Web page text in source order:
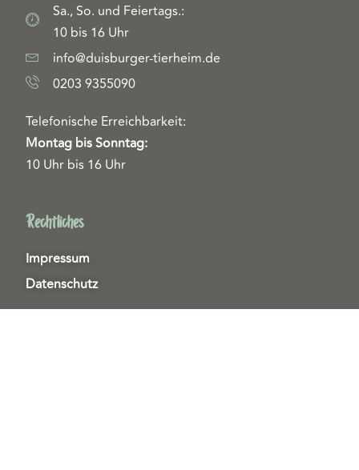
Sa., So. und Feiertags.:
10 bis 16 Uhr
info@duisburger-tierheim.de
0203 9355090
Telefonische Erreichbarkeit:
Montag bis Sonntag:
10 Uhr bis 16 Uhr
Rechtliches
Impressum
Datenschutz